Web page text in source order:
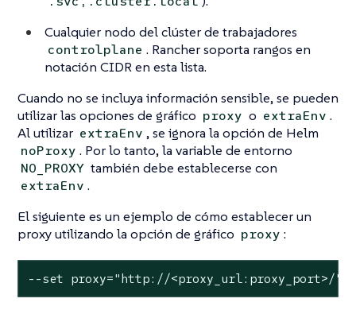
Cualquier nodo del clúster de trabajadores
controlplane . Rancher soporta rangos en
notación CIDR en esta lista.
Cuando no se incluya información sensible, se pueden
utilizar las opciones de gráfico proxy o extraEnv .
Al utilizar extraEnv , se ignora la opción de Helm
noProxy . Por lo tanto, la variable de entorno
NO_PROXY también debe establecerse con
extraEnv .
El siguiente es un ejemplo de cómo establecer un
proxy utilizando la opción de gráfico proxy :
--set proxy="http://<proxy_url:proxy_port>/"